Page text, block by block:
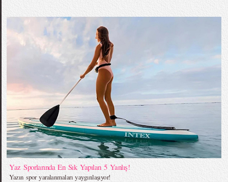
Yaz Sporlarında En Sık Yapılan 5 Yanlış!
Yazın spor yaralanmaları yaygınlaşıyor!